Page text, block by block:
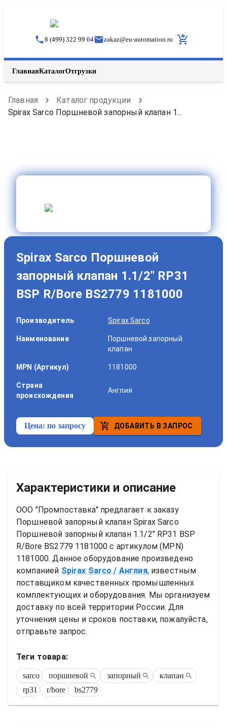
8 (499) 322 99 64 zakaz@eu-automation.ru
ГлавнаяКаталогОтгрузки
Главная
Каталог продукции
Spirax Sarco Поршневой запорный клапан 1...
Spirax Sarco Поршневой
запорный клапан 1.1/2" RP31
BSP R/Bore BS2779 1181000
Производитель Spirax Sarco
Наименование
Поршневой запорный
клапан
MPN (Артикул) 1181000
Страна
происхождения
Англия
Цена: по запросу ДОБАВИТЬ В ЗАПРОС
Характеристики и описание
ООО "Промпоставка" предлагает к заказу
Поршневой запорный клапан Spirax Sarco
Поршневой запорный клапан 1.1/2" RP31 BSP
R/Bore BS2779 1181000
с артикулом (MPN)
1181000. Данное оборудование произведено
компанией Spirax Sarco / Англия, известным
поставщиком качественных промышленных
комплектующих и оборудования. Мы организуем
доставку по всей территории России. Для
уточнения цены и сроков поставки, пожалуйста,
отправьте запрос.
Теги товара:
sarco поршневой запорный
клапан
rp31
r/bore bs2779